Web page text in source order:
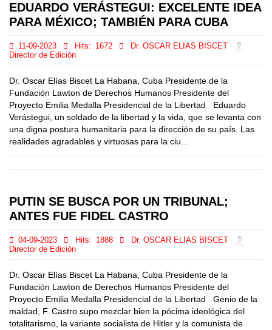
EDUARDO VERÁSTEGUI: EXCELENTE IDEA
PARA MÉXICO; TAMBIÉN PARA CUBA
11-09-2023 Hits: 1672
Dr. OSCAR ELIAS BISCET
Director de Edición
Dr. Oscar Elías Biscet La Habana, Cuba Presidente de la
Fundación Lawton de Derechos Humanos Presidente del
Proyecto Emilia Medalla Presidencial de la Libertad Eduardo
Verástegui, un soldado de la libertad y la vida, que se levanta con
una digna postura humanitaria para la dirección de su país. Las
realidades agradables y virtuosas para la ciu...
PUTIN SE BUSCA POR UN TRIBUNAL;
ANTES FUE FIDEL CASTRO
04-09-2023 Hits: 1888
Dr. OSCAR ELIAS BISCET
Director de Edición
Dr. Oscar Elías Biscet La Habana, Cuba Presidente de la
Fundación Lawton de Derechos Humanos Presidente del
Proyecto Emilia Medalla Presidencial de la Libertad Genio de la
maldad, F. Castro supo mezclar bien la pócima ideológica del
totalitarismo, la variante socialista de Hitler y la comunista de